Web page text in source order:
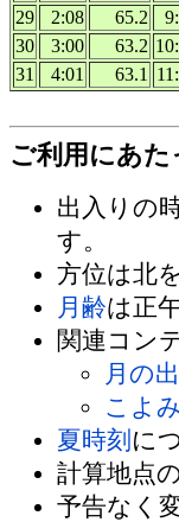
29
2:08 65.2
30
3:00 63.2
31
4:01 63.1
ご利用にあた
出入りの
す。
方位は北
月齢は正
関連コン
月の
こよ
夏時刻 に
計算地点
予告なく